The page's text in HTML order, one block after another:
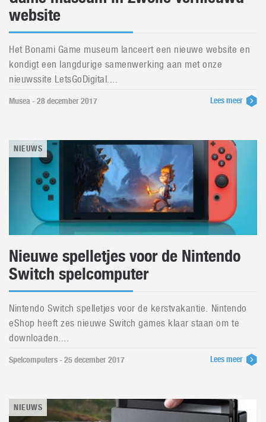
website
Het Bonami Game museum lanceert een nieuwe website en
kondigt een langdurige samenwerking aan met onze
nieuwssite LetsGoDigital....
Musea - 28 december 2017 Lees meer
NIEUWS
Nieuwe spelletjes voor de Nintendo
Switch spelcomputer
Nintendo Switch spelletjes voor de kerstvakantie. Nintendo
eShop heeft zes nieuwe Switch games klaar staan om te
downloaden....
Spelcomputers - 25 december 2017 Lees meer
NIEUWS